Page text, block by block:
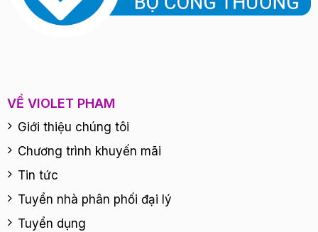
VỀ VIOLET PHAM
Giới thiệu chúng tôi
Chương trình khuyến mãi
Tin tức
Tuyển nhà phân phối đại lý
Tuyển dụng